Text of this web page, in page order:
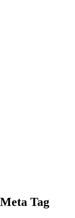
Meta Tag